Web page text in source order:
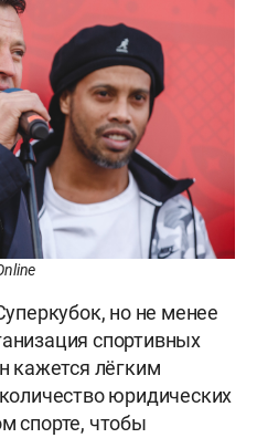
но не менее
спортивных
кажется лёгким
юридических
спорте, чтобы